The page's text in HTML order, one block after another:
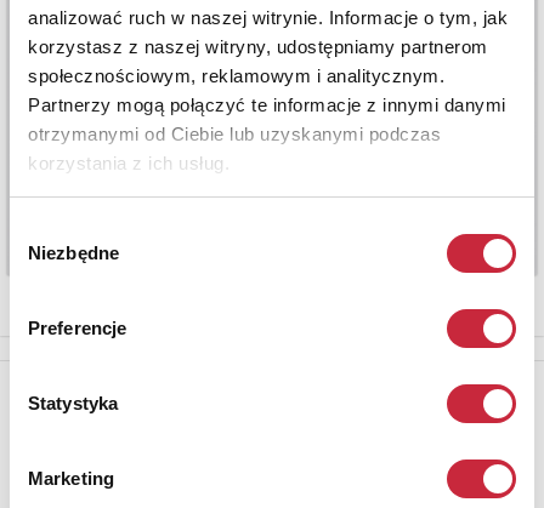
analizować ruch w naszej witrynie. Informacje o tym, jak
korzystasz z naszej witryny, udostępniamy partnerom
społecznościowym, reklamowym i analitycznym.
Partnerzy mogą połączyć te informacje z innymi danymi
otrzymanymi od Ciebie lub uzyskanymi podczas
korzystania z ich usług.
zgody
Niezbędne
Preferencje
Statystyka
Marketing